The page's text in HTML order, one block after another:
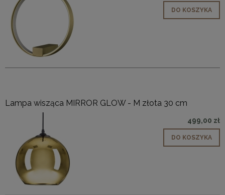
DO KOSZYKA
Lampa wisząca MIRROR GLOW - M złota 30 cm
499,00 zł
DO KOSZYKA